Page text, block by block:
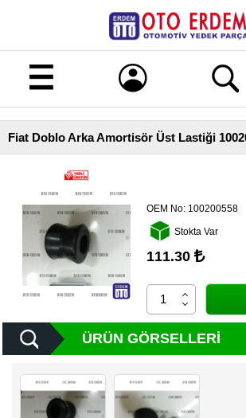
Merhaba!
Giriş
Kayıt
Ana
Sayfa
Kampanyalı
Ürünler
Ürünler
Banka
Hesapları
İletişim
Kategoriler
Renault
Yedek
Fiat Doblo Arka Amortisör Üst Lastiği
OEM No: 100200558
Stokta Var
111.30
ÜRÜN GÖRSELLERI